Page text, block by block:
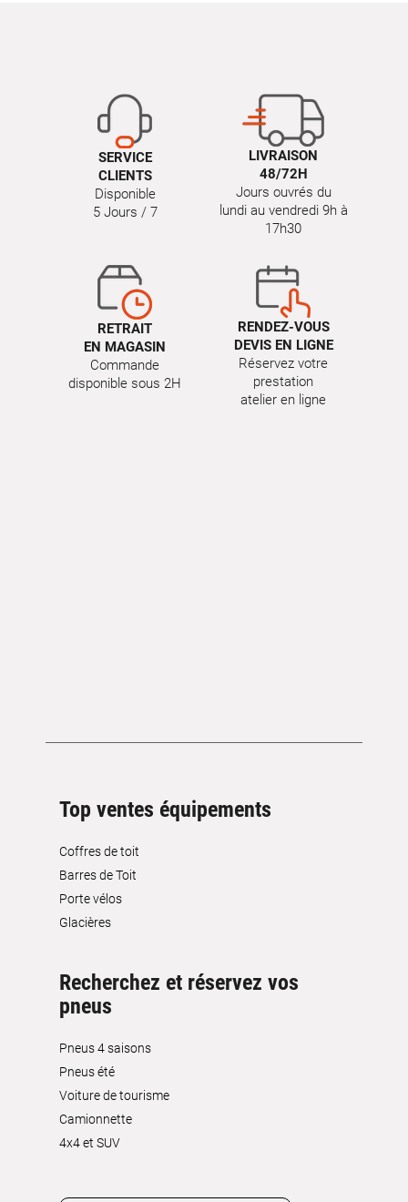
SERVICE
CLIENTS
Disponible
5 Jours / 7
LIVRAISON
48/72H
Jours ouvrés du
lundi au vendredi 9h à
17h30
RETRAIT
EN MAGASIN
Commande
disponible sous 2H
RENDEZ-VOUS
DEVIS EN LIGNE
Réservez votre
prestation
atelier en ligne
Top ventes équipements
Coffres de toit
Barres de Toit
Porte vélos
Glacières
Recherchez et réservez vos
pneus
Pneus 4 saisons
Pneus été
Voiture de tourisme
Camionnette
4x4 et SUV